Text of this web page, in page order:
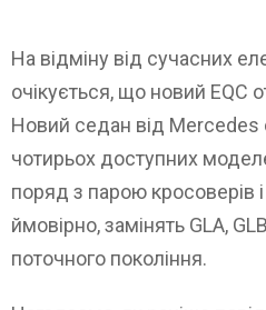
На відміну від сучасних
очікується, що новий EQC
Новий седан від Mercedes
чотирьох доступних
поряд з парою кросоверів
ймовірно, замінять GLA,
поточного покоління.